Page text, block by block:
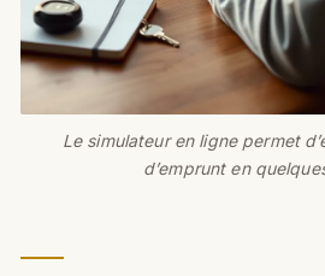
Le simulateur en ligne permet
d’emprunt en